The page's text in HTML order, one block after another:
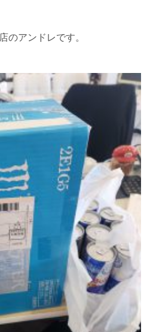
のアンドレです。